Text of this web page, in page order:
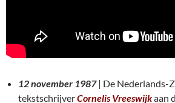
12 november 1987| De Nederlands-
tekstschrijverCornelis Vreeswijkaan